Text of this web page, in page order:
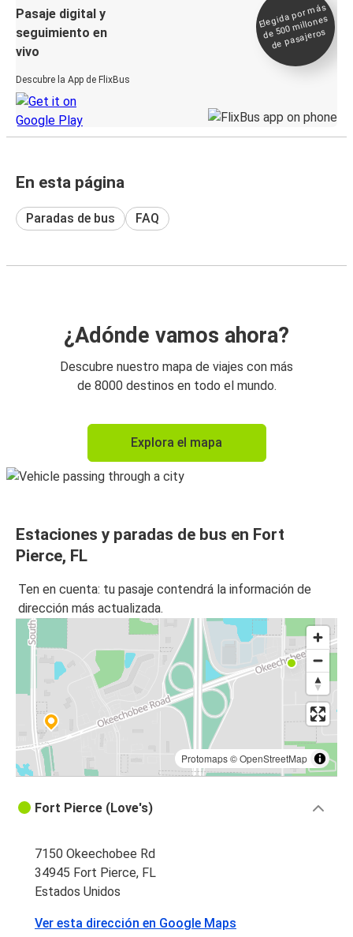
Pasaje digital y
seguimiento en
vivo
Descubre la App de FlixBus
Elegida por
más
de 500
millones
de pasajeros
En esta página
Paradas de bus FAQ
¿Adónde vamos ahora?
Descubre nuestro mapa de viajes con más
de 8000 destinos en todo el mundo.
Explora el mapa
Estaciones y paradas de bus en Fort
Pierce, FL
Ten en cuenta: tu pasaje contendrá la información de
dirección más actualizada.
Protomaps©OpenStreetMap
Fort Pierce (Love's)
7150 Okeechobee Rd
34945 Fort Pierce, FL
Estados Unidos
Ver esta dirección en Google Maps